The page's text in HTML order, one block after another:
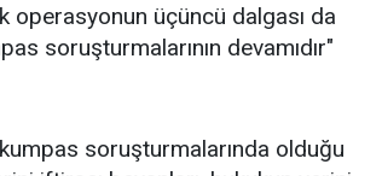
operasyonun üçüncü dalgası da
soruşturmalarının devamıdır"
soruşturmalarında olduğu